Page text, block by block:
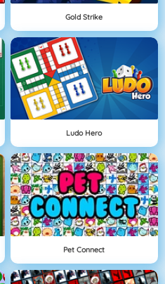
Gold Strike
Ludo Hero
Pet Connect